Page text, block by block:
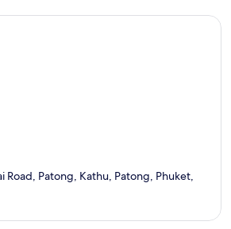
Road, Patong, Kathu, Patong, Phuket,